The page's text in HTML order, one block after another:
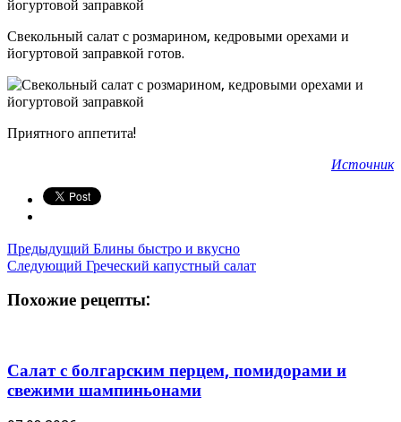
Свекольный салат с розмарином, кедровыми орехами и
йогуртовой заправкой готов.
Приятного аппетита!
Источник
Предыдущий Блины быстро и вкусно
Следующий Греческий капустный салат
Похожие рецепты:
Салат с болгарским перцем, помидорами и
свежими шампиньонами